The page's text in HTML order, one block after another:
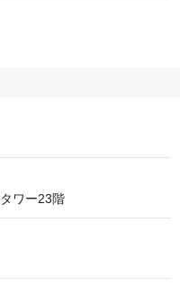
ワー23階